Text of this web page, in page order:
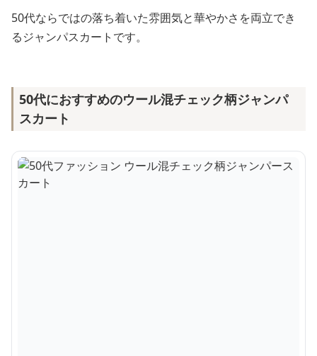
50代ならではの落ち着いた雰囲気と華やかさを両立でき
るジャンパスカートです。
50代におすすめのウール混チェック柄ジャンパ
スカート